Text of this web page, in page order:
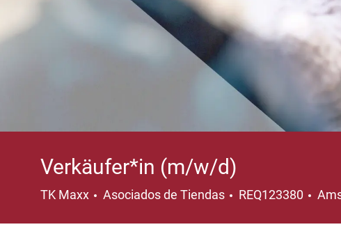
Verkäufer*in (m/w/d)
TK Maxx Categoría
Asociados de Tiendas REQ123380